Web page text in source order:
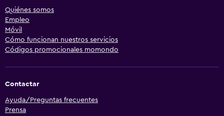
Quiénes somos
Empleo
Móvil
Cómo funcionan nuestros servicios
Códigos promocionales momondo
Contactar
Ayuda/Preguntas frecuentes
Prensa